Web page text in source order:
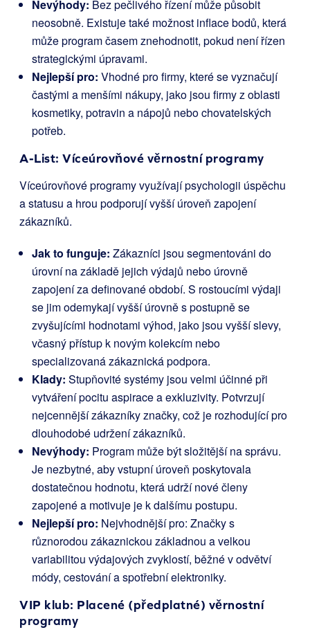
Nevýhody: Bez pečlivého řízení může působit
neosobně. Existuje také možnost inflace bodů, která
může program časem znehodnotit, pokud není řízen
strategickými úpravami.
Nejlepší pro: Vhodné pro firmy, které se vyznačují
častými a menšími nákupy, jako jsou firmy z oblasti
kosmetiky, potravin a nápojů nebo chovatelských
potřeb.
A-List: Víceúrovňové věrnostní programy
Víceúrovňové programy využívají psychologii úspěchu
a statusu a hrou podporují vyšší úroveň zapojení
zákazníků.
Jak to funguje: Zákazníci jsou segmentováni do
úrovní na základě jejich výdajů nebo úrovně
zapojení za definované období. S rostoucími výdaji
se jim odemykají vyšší úrovně s postupně se
zvyšujícími hodnotami výhod, jako jsou vyšší slevy,
včasný přístup k novým kolekcím nebo
specializovaná zákaznická podpora.
Klady: Stupňovité systémy jsou velmi účinné při
vytváření pocitu aspirace a exkluzivity. Potvrzují
nejcennější zákazníky značky, což je rozhodující pro
dlouhodobé udržení zákazníků.
Nevýhody: Program může být složitější na správu.
Je nezbytné, aby vstupní úroveň poskytovala
dostatečnou hodnotu, která udrží nové členy
zapojené a motivuje je k dalšímu postupu.
Nejlepší pro: Nejvhodnější pro: Značky s
různorodou zákaznickou základnou a velkou
variabilitou výdajových zvyklostí, běžné v odvětví
módy, cestování a spotřební elektroniky.
VIP klub: Placené (předplatné) věrnostní
programy